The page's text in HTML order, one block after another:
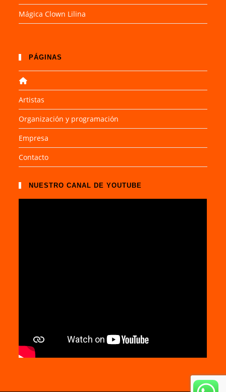
Mágica Clown Lilina
PÁGINAS
Artistas
Organización y programación
Empresa
Contacto
NUESTRO CANAL DE YOUTUBE